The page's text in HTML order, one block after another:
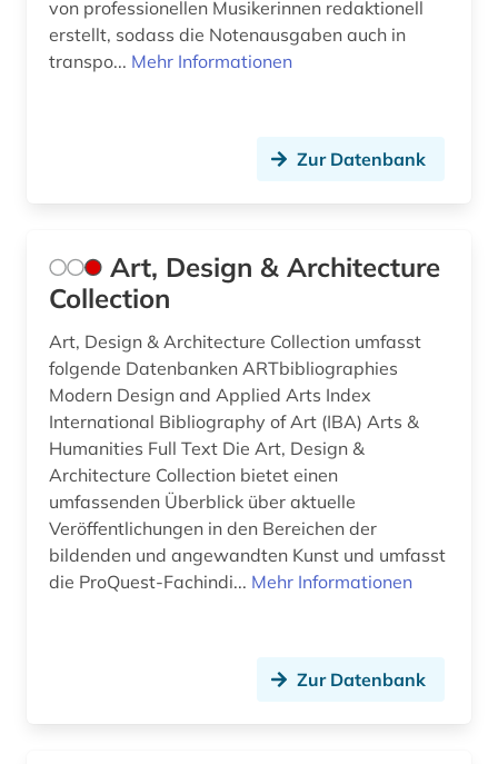
international (1)
italienisch (1)
jazz (16)
jazz-festival (2)
jazzband (1)
jazzmusiker (1)
johann adolf (1)
johann adolph (1)
johann christian (2)
von professionellen Musikerinnen redaktionell
erstellt, sodass die Notenausgaben auch in
transpo... Mehr Informationen
Zur Datenbank
Art, Design & Architecture
Collection
Art, Design & Architecture Collection umfasst
folgende Datenbanken ARTbibliographies
Modern Design and Applied Arts Index
International Bibliography of Art (IBA) Arts &
Humanities Full Text Die Art, Design &
Architecture Collection bietet einen
umfassenden Überblick über aktuelle
Veröffentlichungen in den Bereichen der
bildenden und angewandten Kunst und umfasst
die ProQuest-Fachindi... Mehr Informationen
Zur Datenbank